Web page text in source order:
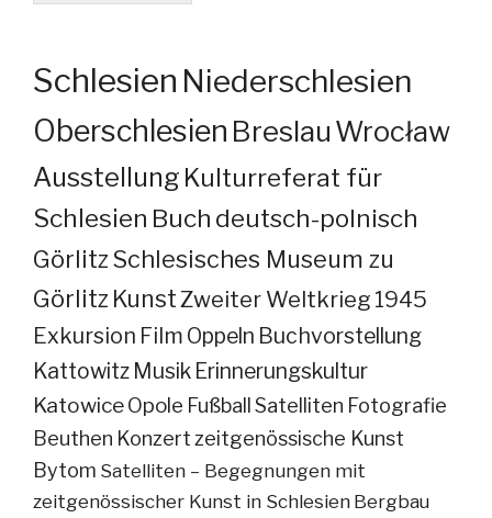
Schlesien Niederschlesien
Oberschlesien Breslau Wrocław
Ausstellung Kulturreferat für
Schlesien Buch deutsch-polnisch
GörlitzSchlesisches Museum zu
Görlitz Kunst Zweiter Weltkrieg 1945
Exkursion Film Oppeln Buchvorstellung
Kattowitz Musik Erinnerungskultur
KatowiceOpole FußballSatelliten Fotografie
Beuthen Konzertzeitgenössische Kunst
Bytom Satelliten – Begegnungen mit
zeitgenössischer Kunst in Schlesien Bergbau